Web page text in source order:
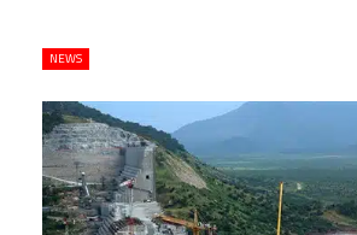
NEWS